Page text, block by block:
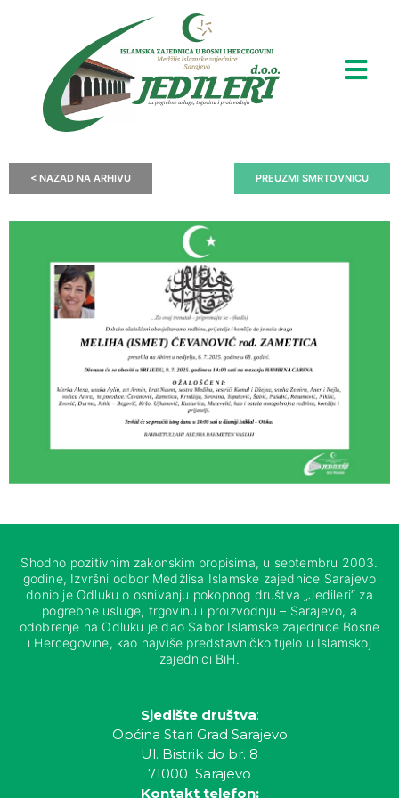
< NAZAD NA ARHIVU PREUZMI SMRTOVNICU
Shodno pozitivnim zakonskim propisima, u septembru 2003.
godine, Izvršni odbor Medžlisa Islamske zajednice Sarajevo
donio je Odluku o osnivanju pokopnog društva „Jedileri“ za
pogrebne usluge, trgovinu i proizvodnju – Sarajevo, a
odobrenje na Odluku je dao Sabor Islamske zajednice Bosne
i Hercegovine, kao najviše predstavničko tijelo u Islamskoj
zajednici BiH.
Sjedište društva:
Općina Stari Grad Sarajevo
Ul. Bistrik do br. 8
71000 Sarajevo
Kontakt telefon: